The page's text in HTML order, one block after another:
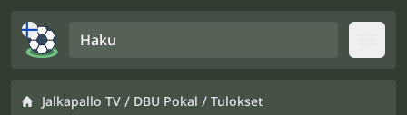
Jalkapallo TV / DBU Pokal / Tulokset